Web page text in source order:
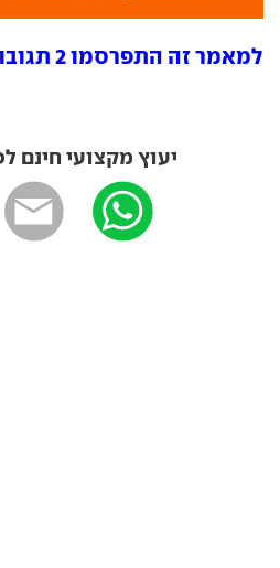
למאמר זה התפרסמו 2 תגובות
יעוץ מקצועי חינם